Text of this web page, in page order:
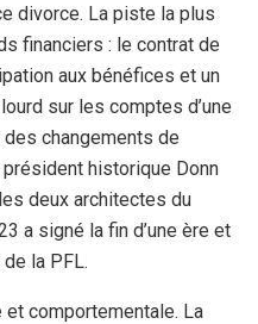
divorce. La piste la plus
financiers : le contrat de
aux bénéfices et un
sur les comptes d’une
changements de
historique Donn
deux architectes du
a signé la fin d’une ère et
la PFL.
comportementale. La